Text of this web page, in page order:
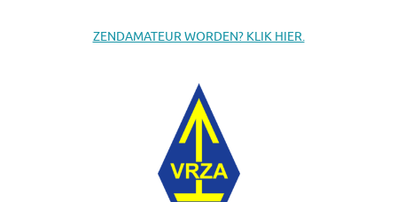
ZENDAMATEUR WORDEN? KLIK HIER.